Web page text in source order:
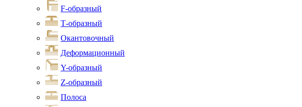
F-образный
Т-образный
Окантовочный
Деформационный
Y-образный
Z-образный
Полоса